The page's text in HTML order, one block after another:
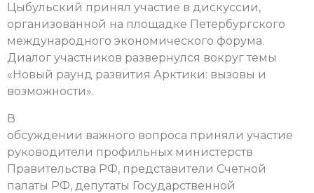
Цыбульский принял участие в дискуссии,
организованной на площадке Петербургского
международного экономического форума.
Диалог участников развернулся вокруг темы
«Новый раунд развития Арктики: вызовы и
возможности».
В
обсуждении важного вопроса приняли участие
руководители профильных министерств
Правительства РФ, представители Счетной
палаты РФ, депутаты Государственной